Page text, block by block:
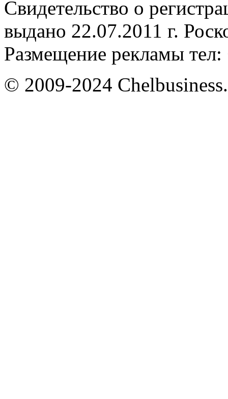
Свидетельство о
выдано 22.07.2011 г.
Размещение рекламы
© 2009-2024